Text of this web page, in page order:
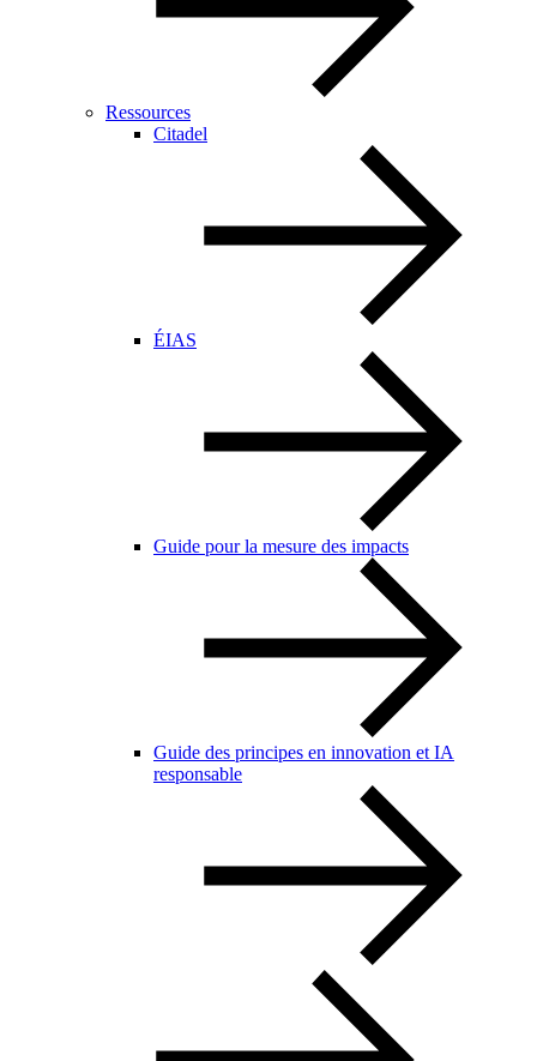
Ressources
Citadel
ÉIAS
Guide pour la mesure des impacts
Guide des principes en innovation et IA
responsable